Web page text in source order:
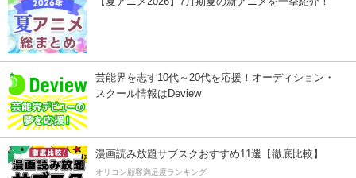
芸能界を志す10代～20代を応援！オーディション・
スクール情報はDeview
漫画読み放題サブスクおすすめ11選【徹底比較】
オリコン顧客満足度ランキング